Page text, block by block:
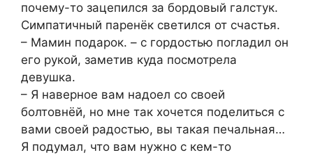
почему-то зацепился за бордовый галстук.
Симпатичный паренёк светился от счастья.
– Мамин подарок. – с гордостью погладил он
его рукой, заметив куда посмотрела
девушка.
– Я наверное вам надоел со своей
болтовнёй, но мне так хочется поделиться с
вами своей радостью, вы такая печальная…
Я подумал, что вам нужно с кем-то